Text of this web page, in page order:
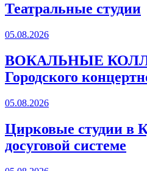
Театральные студии
05.08.2026
ВОКАЛЬНЫЕ
Городского
05.08.2026
Цирковые студии в
досуговой системе